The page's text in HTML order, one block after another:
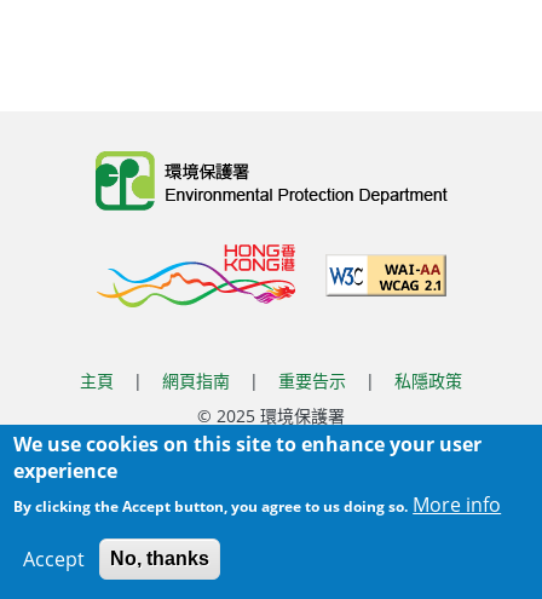
主頁 | 網頁指南 | 重要告示 |
私隱政策
© 2025 環境保護署
覆檢日期:2025-11-28 18:22
Body
We use cookies on this site to enhance your user
experience
By clicking the Accept button, you agree to us doing so. More info
Accept No, thanks